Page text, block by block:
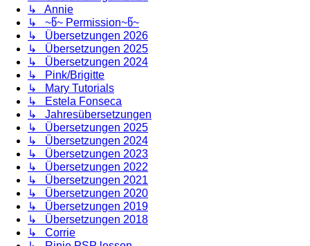
↳ Annie
↳ ~წ~ Permission~წ~
↳ Übersetzungen 2026
↳ Übersetzungen 2025
↳ Übersetzungen 2024
↳ Pink/Brigitte
↳ Mary Tutorials
↳ Estela Fonseca
↳ Jahresübersetzungen
↳ Übersetzungen 2025
↳ Übersetzungen 2024
↳ Übersetzungen 2023
↳ Übersetzungen 2022
↳ Übersetzungen 2021
↳ Übersetzungen 2020
↳ Übersetzungen 2019
↳ Übersetzungen 2018
↳ Corrie